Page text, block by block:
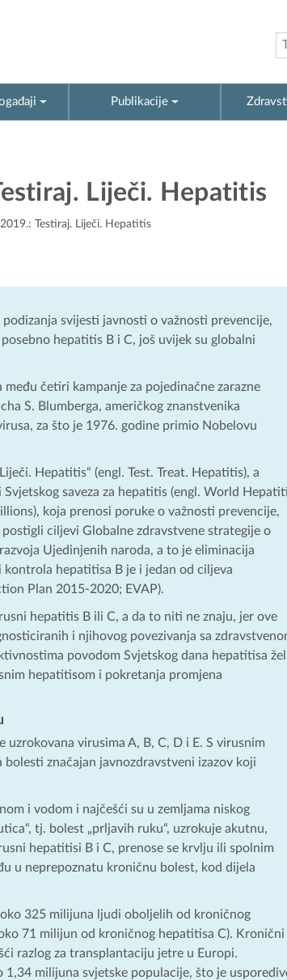
Publikacije
Liječi. Hepatitis
Testiraj. Liječi. Hepatitis
svijesti javnosti o važnosti prevencije,
hepatitis B i C, još uvijek su globalni
četiri kampanje za pojedinačne zarazne
S. Blumberga, američkog znanstvenika
za što je 1976. godine primio Nobelovu
Hepatitis“ (engl. Test. Treat. Hepatitis), a
saveza za hepatitis (engl. World
koja prenosi poruke o važnosti prevencije,
ciljevi Globalne zdravstvene strategije o
Ujedinjenih naroda, a to je eliminacija
hepatitisa B je i jedan od ciljeva
Plan 2015-2020; EVAP).
hepatitis B ili C, a da to niti ne znaju, jer ove
i njihovog povezivanja sa
povodom Svjetskog dana hepatitisa
hepatitisom i pokretanja promjena
virusima A, B, C, D i E. S virusnim
značajan javnozdravstveni izazov koji
i vodom i najčešći su u zemljama niskog
tj. bolest „prljavih ruku“, uzrokuje akutnu,
hepatitisi B i C, prenose se krvlju ili spolnim
u neprepoznatu kroničnu bolest, kod dijela
325 milijuna ljudi oboljelih od kroničnog
71 milijun od kroničnog hepatitisa C). Kronični
razlog za transplantaciju jetre u Europi.
milijuna svjetske populacije, što je